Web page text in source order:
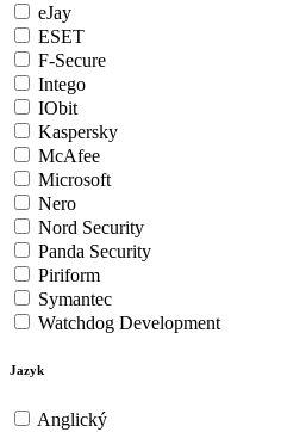
eJay
ESET
F-Secure
Intego
IObit
Kaspersky
McAfee
Microsoft
Nero
Nord Security
Panda Security
Piriform
Symantec
Watchdog Development
Jazyk
Anglický